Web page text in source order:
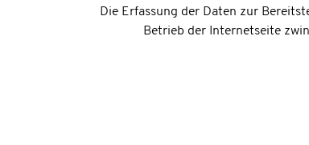
Die Erfassung der Daten zur
Betrieb der Internetseite